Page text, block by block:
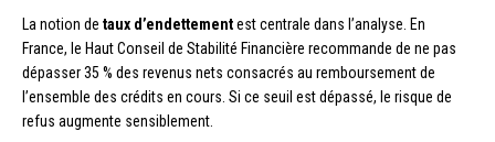
La notion de taux d’endettementest centrale dans l’analyse. En
France, le Haut Conseil de Stabilité Financière recommande de ne pas
dépasser 35 % des revenus nets consacrés au remboursement de
l’ensemble des crédits en cours. Si ce seuil est dépassé, le risque de
refus augmente sensiblement.